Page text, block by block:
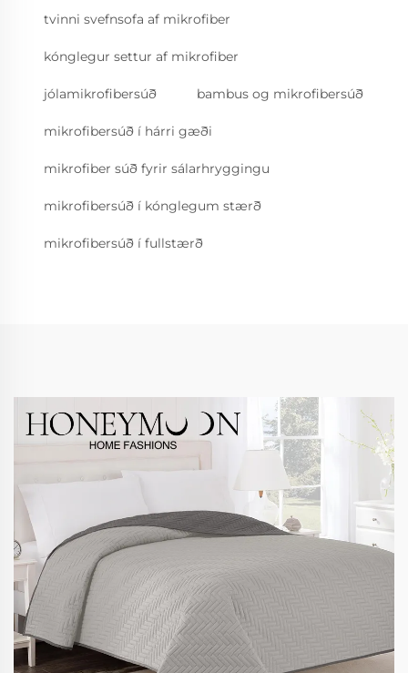
tvinni svefnsofa af mikrofiber
kónglegur settur af mikrofiber
jólamikrofibersúð bambus og mikrofibersúð
mikrofibersúð í hárri gæði
mikrofiber súð fyrir sálarhryggingu
mikrofibersúð í kónglegum stærð
mikrofibersúð í fullstærð